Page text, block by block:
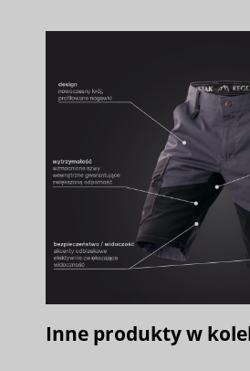
Inne produkty w